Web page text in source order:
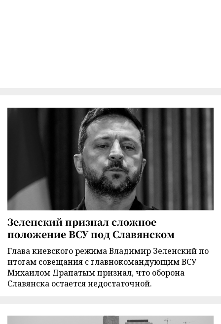
Зеленский признал сложное
положение ВСУ под Славянском
Глава киевского режима Владимир Зеленский по
итогам совещания с главнокомандующим ВСУ
Михаилом Драпатым признал, что оборона
Славянска остается недостаточной.